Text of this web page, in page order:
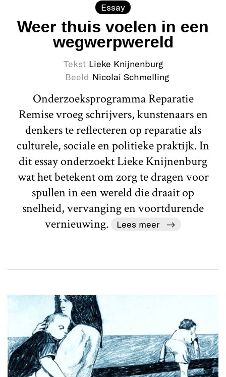
Essay
Weer thuis voelen in een
wegwerpwereld
Tekst Lieke Knijnenburg
Beeld Nicolai Schmelling
Onderzoeksprogramma Reparatie
Remise vroeg schrijvers, kunstenaars en
denkers te reflecteren op reparatie als
culturele, sociale en politieke praktijk. In
dit essay onderzoekt Lieke Knijnenburg
wat het betekent om zorg te dragen voor
spullen in een wereld die draait op
snelheid, vervanging en voortdurende
vernieuwing.
Lees meer